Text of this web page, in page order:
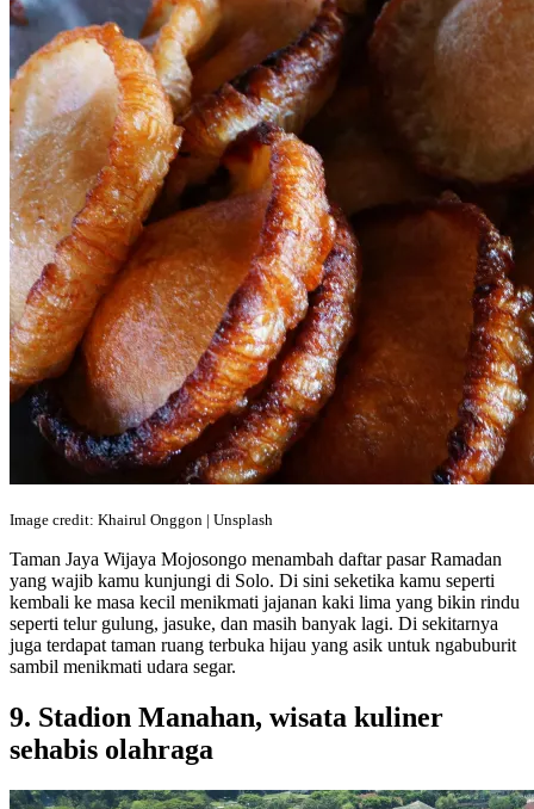
Image credit: Khairul Onggon | Unsplash
Taman Jaya Wijaya Mojosongo menambah daftar pasar Ramadan
yang wajib kamu kunjungi di Solo. Di sini seketika kamu seperti
kembali ke masa kecil menikmati jajanan kaki lima yang bikin rindu
seperti telur gulung, jasuke, dan masih banyak lagi. Di sekitarnya
juga terdapat taman ruang terbuka hijau yang asik untuk ngabuburit
sambil menikmati udara segar.
9. Stadion Manahan, wisata kuliner
sehabis olahraga